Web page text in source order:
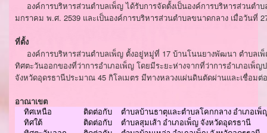
องค์การบริหารส่วนตำบลเพ็ญ ได้รับการจัดตั้งเป็นองค์การบริหารส่วนตำบ
มกราคม พ.ศ. 2539 และเป็นองค์การบริหารส่วนตำบลขนาดกลาง เมื่อวันที่
ที่ตั้ง
องค์การบริหารส่วนตำบลเพ็ญ ตั้งอยู่หมู่ที่ 17 บ้านโนนยางพัฒนา ตำบลเ
ทิศตะวันออกของที่ว่าการอำเภอเพ็ญ โดยมีระยะห่างจากที่ว่าการอำเภอเพ็
จังหวัดอุดรธานีประมาณ 45 กิโลเมตร มีทางหลวงแผ่นดินตัดผ่านและเชื่อมต่
อาณาเขต
ทิศเหนือ
ทิศใต้
ติดต่อกับ
ติดต่อกับ
ตำบลบ้านธาตุและตำบลโคกกลาง อำเภอเ
ตำบลสุมเส้า อำเภอเพ็ญ จังหวัดอุดรธานี